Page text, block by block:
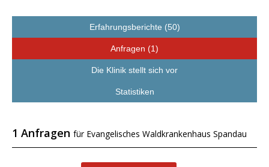
Erfahrungsberichte (50)
Anfragen (1)
Die Klinik stellt sich vor
Statistiken
1 Anfragen für Evangelisches Waldkrankenhaus Spandau